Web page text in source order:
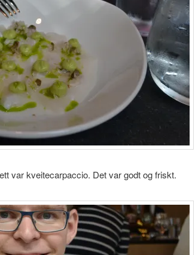
var kveitecarpaccio. Det var godt og friskt.